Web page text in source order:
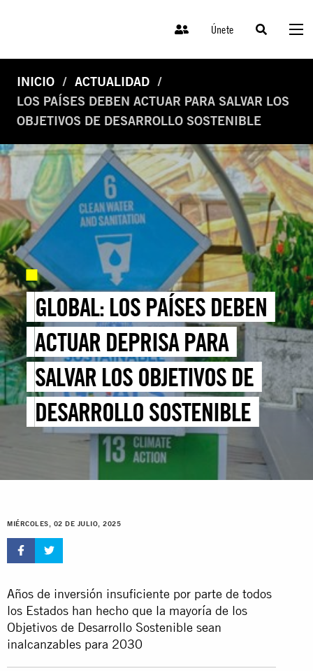
Únete
INICIO
ACTUALIDAD
LOS PAÍSES DEBEN ACTUAR PARA SALVAR LOS
OBJETIVOS DE DESARROLLO SOSTENIBLE
GLOBAL: LOS PAÍSES DEBEN
ACTUAR DEPRISA PARA
SALVAR LOS OBJETIVOS DE
DESARROLLO SOSTENIBLE
MIÉRCOLES, 02 DE JULIO, 2025
Años de inversión insuficiente por parte de todos
los Estados han hecho que la mayoría de los
Objetivos de Desarrollo Sostenible sean
inalcanzables para 2030